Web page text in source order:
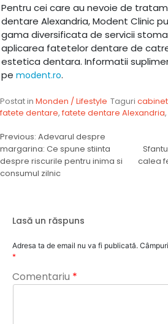
Pentru cei care au nevoie de
dentare Alexandria, Modent Clinic
gama diversificata de servicii
aplicarea fatetelor dentare de
estetica dentara. Informatii
pe modent.ro.
Postat in Monden / Lifestyle Taguri
fatete dentare, fatete dentare Alexandria,
Navigare
în
articole
Previous: Adevarul despre
margarina: Ce spune stiinta
despre riscurile pentru inima si
consumul zilnic
calea
Lasă un răspuns
Adresa ta de email nu va fi publicată.
*
Comentariu *